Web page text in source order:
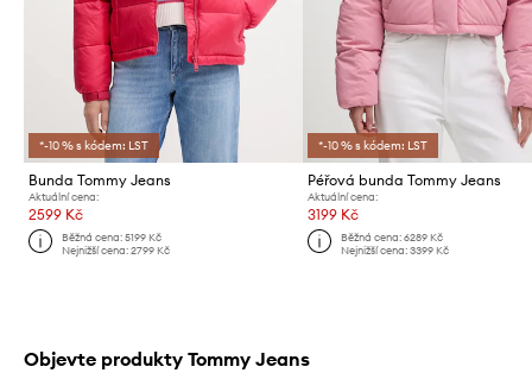
*-10 % s kódem: LST
Bunda Tommy Jeans
Aktuální cena:
2599 Kč
Běžná cena:5199 Kč
Nejnižší cena:2799 Kč
*-10 % s kódem: LST
Péřová bunda Tommy Jeans
Aktuální cena:
3199 Kč
Běžná cena: 6289 Kč
Nejnižší cena: 3399 Kč
Objevte produkty Tommy Jeans